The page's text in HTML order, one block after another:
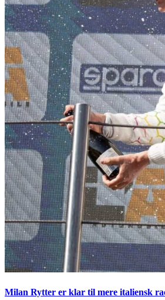
Milan Rytter er klar til mere italiensk